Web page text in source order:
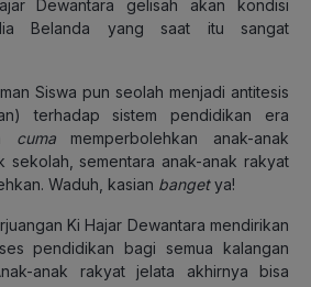
Dewantara gelisah akan kondisi
Belanda yang saat itu sangat
Siswa pun seolah menjadi antitesis
terhadap sistem pendidikan era
cumamemperbolehkan anak-anak
sekolah, sementara anak-anak rakyat
Waduh, kasian bangetya!
Ki Hajar Dewantara mendirikan
pendidikan bagi semua kalangan
anak rakyat jelata akhirnya bisa